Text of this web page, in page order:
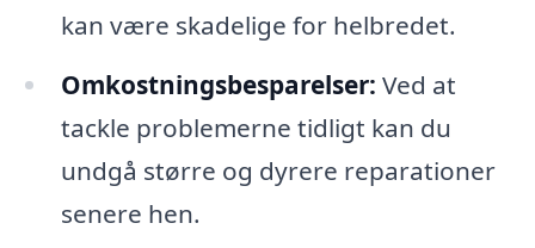
kan være skadelige for helbredet.
Omkostningsbesparelser: Ved at
tackle problemerne tidligt kan du
undgå større og dyrere reparationer
senere hen.